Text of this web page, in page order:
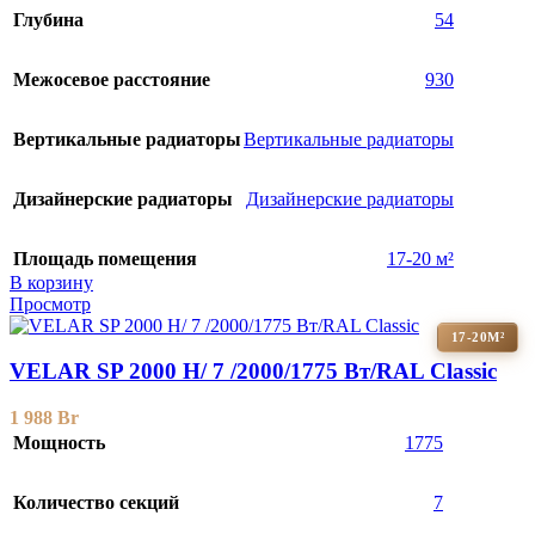
Глубина 54
Межосевое расстояние 930
Вертикальные радиаторыВертикальные радиаторы
Дизайнерские радиаторы Дизайнерские радиаторы
Площадь помещения
17-20 м²
В корзину
Просмотр
17-20М²
VELAR SP 2000 H/ 7 /2000/1775 Вт/RAL Classic
1 988 Br
Мощность
1775
Количество секций 7